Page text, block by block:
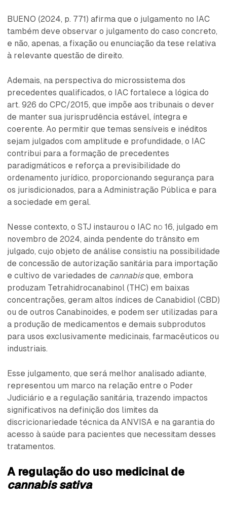
BUENO (2024, p. 771) afirma que o julgamento no IAC
também deve observar o julgamento do caso concreto,
e não, apenas, a fixação ou enunciação da tese relativa
à relevante questão de direito.
Ademais, na perspectiva do microssistema dos
precedentes qualificados, o IAC fortalece a lógica do
art. 926 do CPC/2015, que impõe aos tribunais o dever
de manter sua jurisprudência estável, íntegra e
coerente. Ao permitir que temas sensíveis e inéditos
sejam julgados com amplitude e profundidade, o IAC
contribui para a formação de precedentes
paradigmáticos e reforça a previsibilidade do
ordenamento jurídico, proporcionando segurança para
os jurisdicionados, para a Administração Pública e para
a sociedade em geral.
Nesse contexto, o STJ instaurou o IAC nº 16, julgado em
novembro de 2024, ainda pendente do trânsito em
julgado, cujo objeto de análise consistiu na possibilidade
de concessão de autorização sanitária para importação
e cultivo de variedades de cannabisque, embora
produzam Tetrahidrocanabinol (THC) em baixas
concentrações, geram altos índices de Canabidiol (CBD)
ou de outros Canabinoides, e podem ser utilizadas para
a produção de medicamentos e demais subprodutos
para usos exclusivamente medicinais, farmacêuticos ou
industriais.
Esse julgamento, que será melhor analisado adiante,
representou um marco na relação entre o Poder
Judiciário e a regulação sanitária, trazendo impactos
significativos na definição dos limites da
discricionariedade técnica da ANVISA e na garantia do
acesso à saúde para pacientes que necessitam desses
tratamentos.
A regulação do uso medicinal de
cannabis sativa